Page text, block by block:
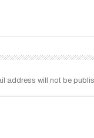
address will not be